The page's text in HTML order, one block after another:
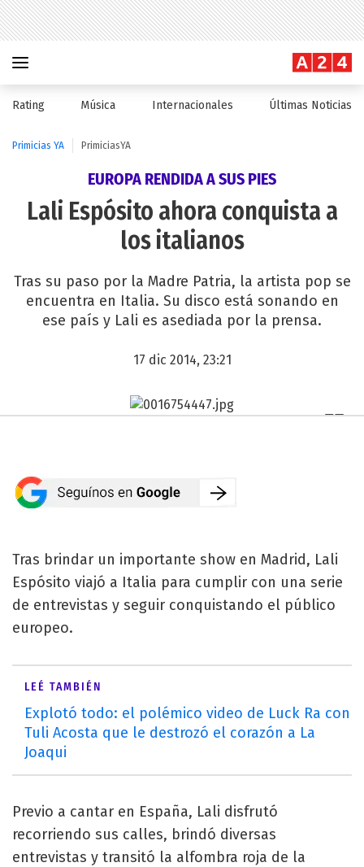
Rating Música Internacionales Últimas Noticias
Primicias YA PrimiciasYA
EUROPA RENDIDA A SUS PIES
Lali Espósito ahora conquista a
los italianos
Tras su paso por la Madre Patria, la artista pop se
encuentra en Italia. Su disco está sonando en
ese país y Lali es asediada por la prensa.
17 dic 2014, 23:21
Tras brindar un importante show en Madrid, Lali
Espósito viajó a Italia para cumplir con una serie
de entrevistas y seguir conquistando el público
europeo.
LEÉ TAMBIÉN
Explotó todo: el polémico video de Luck Ra con
Tuli Acosta que le destrozó el corazón a La
Joaqui
Previo a cantar en España, Lali disfrutó
recorriendo sus calles, brindó diversas
entrevistas y transitó la alfombra roja de la